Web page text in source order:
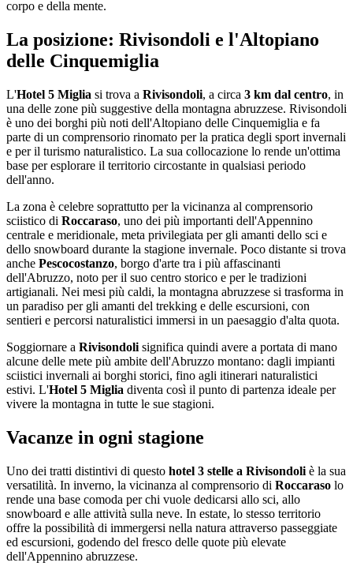
corpo e della mente.
La posizione: Rivisondoli e l'Altopiano
delle Cinquemiglia
L'Hotel 5 Miglia si trova a Rivisondoli, a circa 3 km dal centro, in
una delle zone più suggestive della montagna abruzzese. Rivisondoli
è uno dei borghi più noti dell'Altopiano delle Cinquemiglia e fa
parte di un comprensorio rinomato per la pratica degli sport invernali
e per il turismo naturalistico. La sua collocazione lo rende un'ottima
base per esplorare il territorio circostante in qualsiasi periodo
dell'anno.
La zona è celebre soprattutto per la vicinanza al comprensorio
sciistico di Roccaraso, uno dei più importanti dell'Appennino
centrale e meridionale, meta privilegiata per gli amanti dello sci e
dello snowboard durante la stagione invernale. Poco distante si trova
anche Pescocostanzo, borgo d'arte tra i più affascinanti
dell'Abruzzo, noto per il suo centro storico e per le tradizioni
artigianali. Nei mesi più caldi, la montagna abruzzese si trasforma in
un paradiso per gli amanti del trekking e delle escursioni, con
sentieri e percorsi naturalistici immersi in un paesaggio d'alta quota.
Soggiornare a Rivisondoli significa quindi avere a portata di mano
alcune delle mete più ambite dell'Abruzzo montano: dagli impianti
sciistici invernali ai borghi storici, fino agli itinerari naturalistici
estivi. L'Hotel 5 Miglia diventa così il punto di partenza ideale per
vivere la montagna in tutte le sue stagioni.
Vacanze in ogni stagione
Uno dei tratti distintivi di questo hotel 3 stelle a Rivisondoli è la sua
versatilità. In inverno, la vicinanza al comprensorio di Roccaraso lo
rende una base comoda per chi vuole dedicarsi allo sci, allo
snowboard e alle attività sulla neve. In estate, lo stesso territorio
offre la possibilità di immergersi nella natura attraverso passeggiate
ed escursioni, godendo del fresco delle quote più elevate
dell'Appennino abruzzese.